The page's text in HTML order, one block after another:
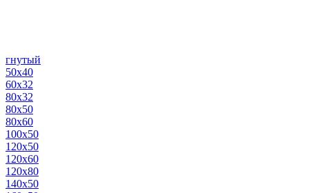
гнутый
50х40
60х32
80х32
80х50
80х60
100х50
120х50
120х60
120х80
140х50